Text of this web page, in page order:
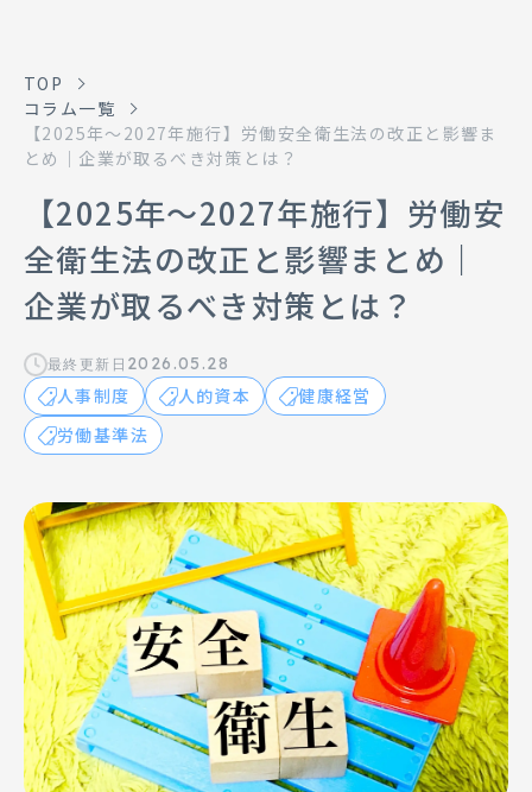
TOP
コラム一覧
【2025年〜2027年施行】労働安全衛生法の改正と影響ま
とめ｜企業が取るべき対策とは？
【2025年〜2027年施行】労働安
全衛生法の改正と影響まとめ｜
企業が取るべき対策とは？
最終更新日 2026.05.28
人事制度 人的資本
健康経営
労働基準法